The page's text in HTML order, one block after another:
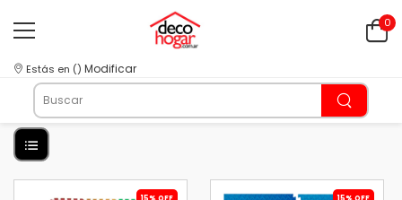
0
Estás en () Modificar